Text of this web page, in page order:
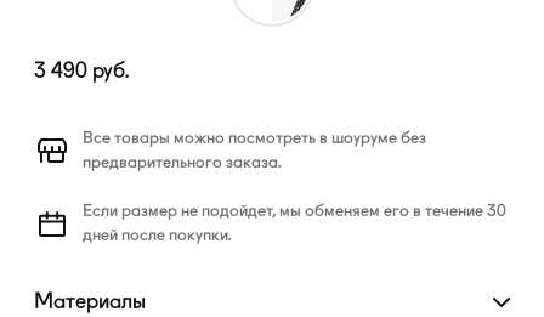
3 490 руб.
Все товары можно посмотреть в шоуруме без
предварительного заказа.
Если размер не подойдет, мы обменяем его в течение 30
дней после покупки.
Материалы